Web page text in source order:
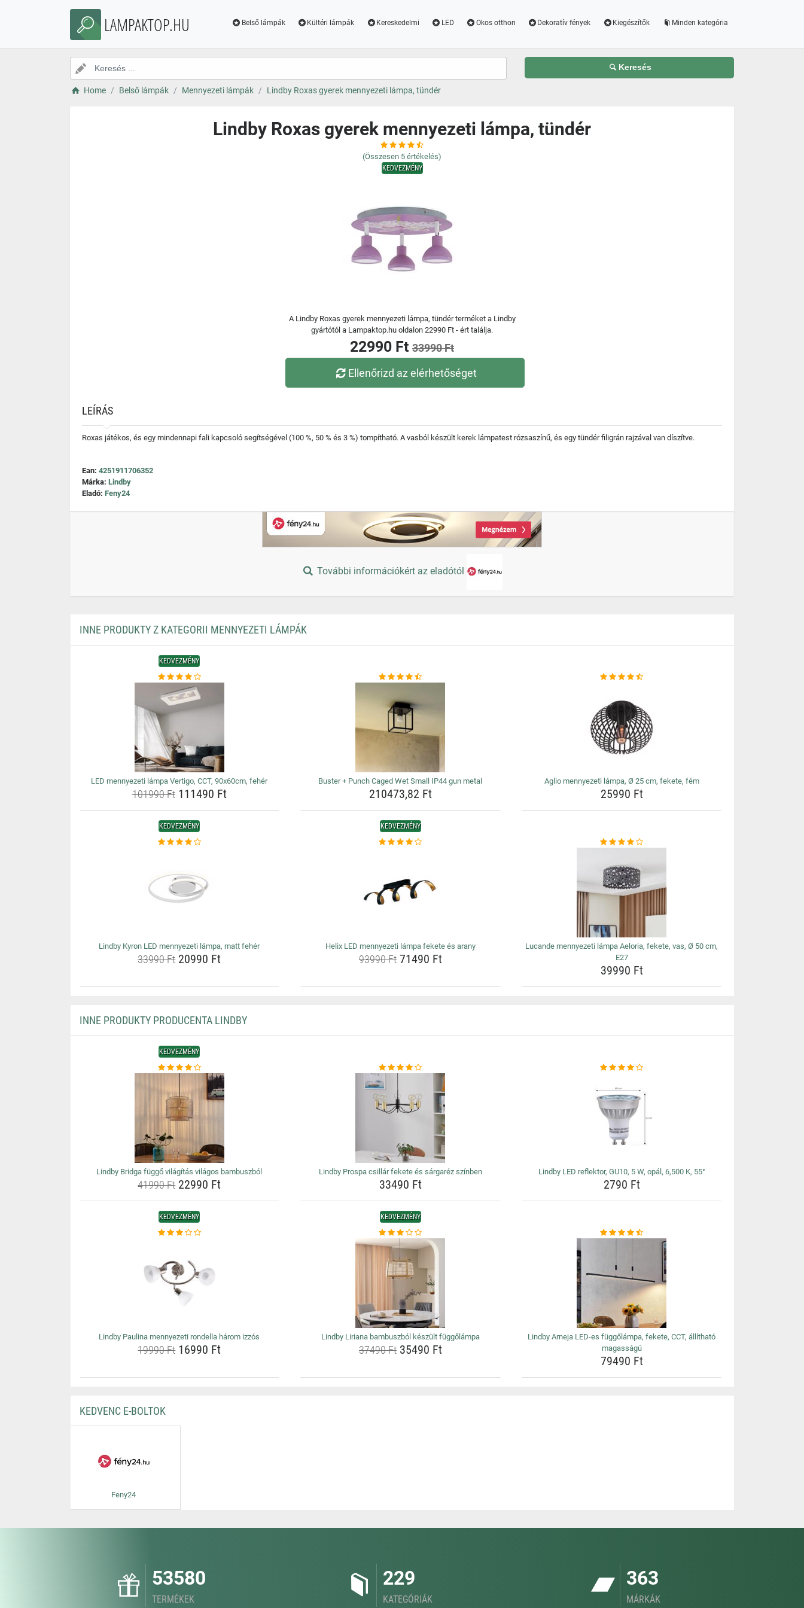
LAMPAKTOP.HU Belső lámpák Kültéri lámpák Kereskedelmi LED Okos otthon Dekoratív fények Kiegészítők Minden kategória
Keresés
Home Belső lámpák Mennyezeti lámpák Lindby Roxas gyerek mennyezeti lámpa, tündér
Lindby Roxas gyerek mennyezeti lámpa, tündér
(Összesen 5 értékelés)
KEDVEZMÉNY
A Lindby Roxas gyerek mennyezeti lámpa, tündér terméket a Lindby
gyártótól a Lampaktop.hu oldalon 22990 Ft - ért találja.
22990 Ft 33990 Ft
Ellenőrizd az elérhetőséget
LEÍRÁS
Roxas játékos, és egy mindennapi fali kapcsoló segítségével (100 %, 50 % és 3 %) tompítható. A vasból készült kerek lámpatest rózsaszínű, és egy tündér filigrán rajzával van díszítve.
Ean: 4251911706352
Márka: Lindby
Eladó: Feny24
További információkért az eladótól
INNE PRODUKTY Z KATEGORII MENNYEZETI LÁMPÁK
KEDVEZMÉNY
LED mennyezeti lámpa Vertigo, CCT, 90x60cm, fehér
101990 Ft111490 Ft
Buster + Punch Caged Wet Small IP44 gun metal
210473,82 Ft
Aglio mennyezeti lámpa, Ø 25 cm, fekete, fém
25990 Ft
KEDVEZMÉNY
Lindby Kyron LED mennyezeti lámpa, matt fehér
33990 Ft20990 Ft
KEDVEZMÉNY
Helix LED mennyezeti lámpa fekete és arany
93990 Ft71490 Ft
Lucande mennyezeti lámpa Aeloria, fekete, vas, Ø 50 cm,
E27
39990 Ft
INNE PRODUKTY PRODUCENTA LINDBY
KEDVEZMÉNY
Lindby Bridga függő világítás világos bambuszból
41990 Ft22990 Ft
Lindby Prospa csillár fekete és sárgaréz színben
33490 Ft
Lindby LED reflektor, GU10, 5 W, opál, 6,500 K, 55°
2790 Ft
KEDVEZMÉNY
Lindby Paulina mennyezeti rondella három izzós
19990 Ft16990 Ft
KEDVEZMÉNY
Lindby Liriana bambuszból készült függőlámpa
37490 Ft35490 Ft
Lindby Arneja LED-es függőlámpa, fekete, CCT, állítható
magasságú
79490 Ft
KEDVENC E-BOLTOK
Feny24
53580
TERMÉKEK
229
KATEGÓRIÁK
363
MÁRKÁK